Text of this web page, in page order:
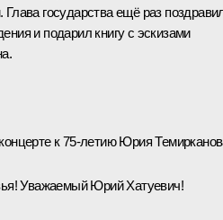
государства ещё раз
и подарил книгу с эскизами
к 75-летию Юрия
Уважаемый Юрий Хатуевич!